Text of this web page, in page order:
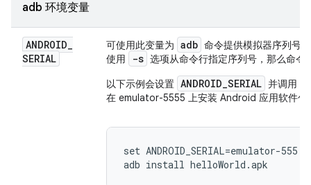
adb 环境变量
ANDROID_
SERIAL
可使用此变量为 adb 命令提供模拟器序列号
使用
-s 选项从命令行指定序列号，那么命令
以下示例会设置 ANDROID_SERIAL 并调用
在 emulator-5555 上安装 Android 应用软件包
set ANDROID_SERIAL=emulator-555